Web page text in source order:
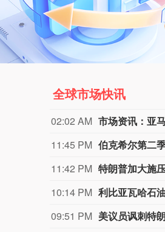
全球市场快讯
02:02 AM
11:45 PM 伯克希尔第二
11:42 PM 特朗普加大施
10:14 PM 利比亚瓦哈石
09:51 PM 美议员讽刺特